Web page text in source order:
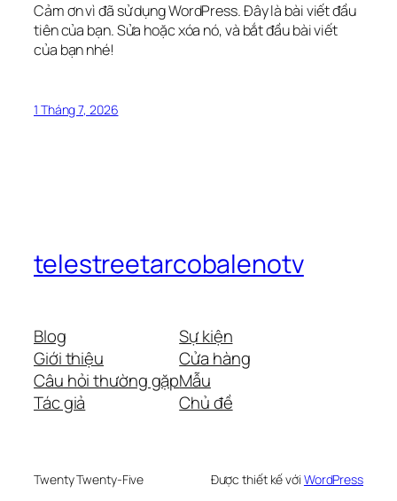
Cảm ơn vì đã sử dụng WordPress. Đây là bài viết đầu
tiên của bạn. Sửa hoặc xóa nó, và bắt đầu bài viết
của bạn nhé!
1 Tháng 7, 2026
telestreetarcobalenotv
Blog
Giới thiệu
Câu hỏi thường gặp
Tác giả
Sự kiện
Cửa hàng
Mẫu
Chủ đề
Twenty Twenty-Five Được thiết kế với WordPress